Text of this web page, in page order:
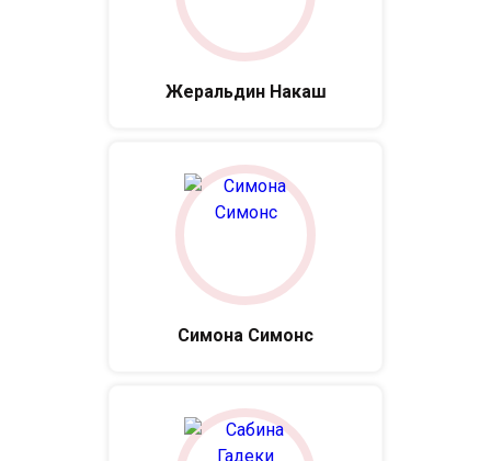
Жеральдин Накаш
Симона Симонс